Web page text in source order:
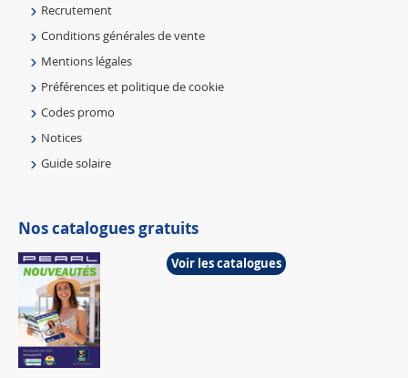
Recrutement
Conditions générales de vente
Mentions légales
Préférences et politique de cookie
Codes promo
Notices
Guide solaire
Nos catalogues gratuits
Voir les catalogues